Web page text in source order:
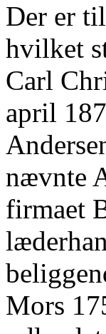
Der er
hvilket
Carl
april
nævnte
firmaet
Mors